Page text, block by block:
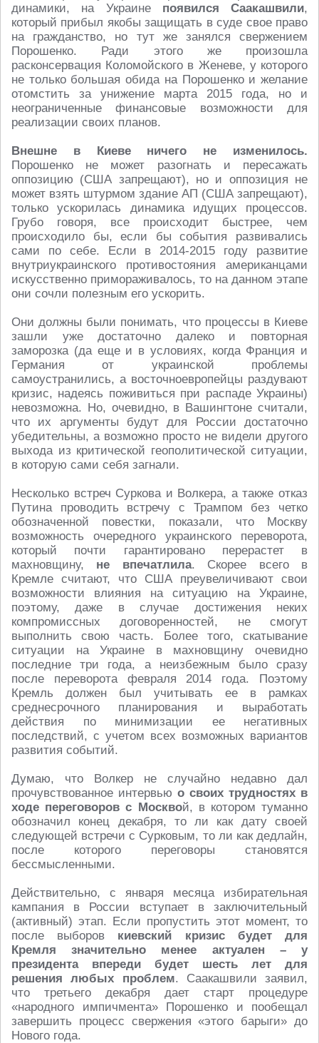
динамики, на Украинепоявился Саакашвили,
который прибыл якобы защищать в суде свое право
на гражданство, но тут же занялся свержением
Порошенко. Ради этого же произошла
расконсервация Коломойского в Женеве, у которого
не только большая обида на Порошенко и желание
отомстить за унижение марта 2015 года, но и
неограниченные финансовые возможности для
реализации своих планов.
Внешне в Киеве ничего не изменилось.
Порошенко не может разогнать и пересажать
оппозицию (США запрещают), но и оппозиция не
может взять штурмом здание АП (США запрещают),
только ускорилась динамика идущих процессов.
Грубо говоря, все происходит быстрее, чем
происходило бы, если бы события развивались
сами по себе. Если в 2014-2015 году развитие
внутриукраинского противостояния американцами
искусственно примораживалось, то на данном этапе
они сочли полезным его ускорить.
Они должны были понимать, что процессы в Киеве
зашли уже достаточно далеко и повторная
заморозка (да еще и в условиях, когда Франция и
Германия от украинской проблемы
самоустранились, а восточноевропейцы раздувают
кризис, надеясь поживиться при распаде Украины)
невозможна. Но, очевидно, в Вашингтоне считали,
что их аргументы будут для России достаточно
убедительны, а возможно просто не видели другого
выхода из критической геополитической ситуации,
в которую сами себя загнали.
Несколько встреч Суркова и Волкера, а также отказ
Путина проводить встречу с Трампом без четко
обозначенной повестки, показали, что Москву
возможность очередного украинского переворота,
который почти гарантировано перерастет в
махновщину, не впечатлила. Скорее всего в
Кремле считают, что США преувеличивают свои
возможности влияния на ситуацию на Украине,
поэтому, даже в случае достижения неких
компромиссных договоренностей, не смогут
выполнить свою часть. Более того, скатывание
ситуации на Украине в махновщину очевидно
последние три года, а неизбежным было сразу
после переворота февраля 2014 года. Поэтому
Кремль должен был учитывать ее в рамках
среднесрочного планирования и выработать
действия по минимизации ее негативных
последствий, с учетом всех возможных вариантов
развития событий.
Думаю, что Волкер не случайно недавно дал
прочувствованное интервью о своих трудностях в
ходе переговоров с Москвой, в котором туманно
обозначил конец декабря, то ли как дату своей
следующей встречи с Сурковым, то ли как дедлайн,
после которого переговоры становятся
бессмысленными.
Действительно, с января месяца избирательная
кампания в России вступает в заключительный
(активный) этап. Если пропустить этот момент, то
после выборов киевский кризис будет для
Кремля значительно менее актуален – у
президента впереди будет шесть лет для
решения любых проблем. Саакашвили заявил,
что третьего декабря дает старт процедуре
«народного импичмента» Порошенко и пообещал
завершить процесс свержения «этого барыги» до
Нового года.